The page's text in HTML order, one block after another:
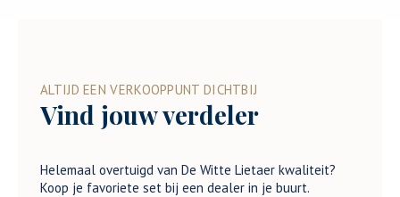
ALTIJD EEN VERKOOPPUNT DICHTBIJ
Vind jouw verdeler
Helemaal overtuigd van De Witte Lietaer kwaliteit?
Koop je favoriete set bij een dealer in je buurt.